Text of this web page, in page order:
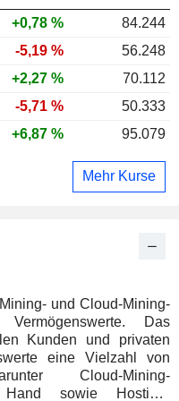
und Cloud-Mining-
Das
Kunden und privaten
eine Vielzahl von
Cloud-Mining-
sowie Hosting-
+0,78 %
84.244
-5,19 %
56.248
+2,27 %
70.112
-5,71 %
50.333
+6,87 % 95.079
Mehr Kurse